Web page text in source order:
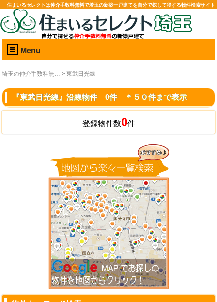
住まいるセレクトは仲介手数料無料で埼玉の新築一戸建てを自分で探して得する物件検索サイト
Menu
埼玉の仲介手数料無… >東武日光線
『東武日光線』沿線物件 0件 ＊５０件まで表示
登録物件数0件